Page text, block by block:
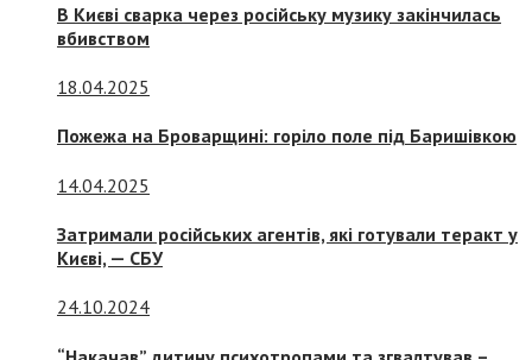
В Києві сварка через російську музику закінчилась
вбивством
18.04.2025
Пожежа на Броварщині: горіло поле під Баришівкою
14.04.2025
Затримали російських агентів, які готували теракт у
Києві, — СБУ
24.10.2024